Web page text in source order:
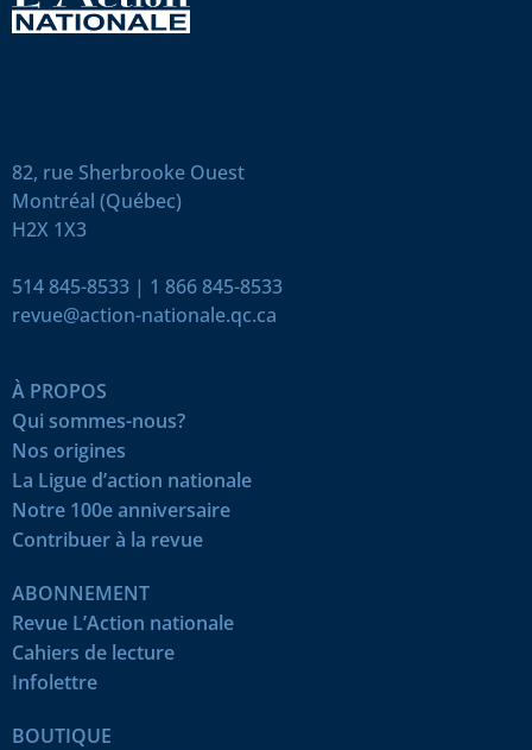
82, rue Sherbrooke Ouest
Montréal (Québec)
H2X 1X3
514 845-8533 | 1 866 845-8533
revue@action-nationale.qc.ca
À PROPOS
Qui sommes-nous?
Nos origines
La Ligue d’action nationale
Notre 100e anniversaire
Contribuer à la revue
ABONNEMENT
Revue L’Action nationale
Cahiers de lecture
Infolettre
BOUTIQUE